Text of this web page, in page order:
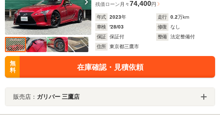
残価ローン 月々74,400円
年式 2023年 走行 0.2万km
車検
'28/03 修復
なし
保証
保証付 整備
法定整備付
住所
東京都三鷹市
無
料
在庫確認・見積依頼
販売店： ガリバー 三鷹店